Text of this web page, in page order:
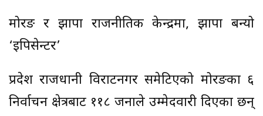
मोरङ र झापा राजनीतिक केन्द्रमा, झापा बन्यो
‘इपिसेन्टर’
प्रदेश राजधानी विराटनगर समेटिएको मोरङका ६
निर्वाचन क्षेत्रबाट ११८ जनाले उम्मेदवारी दिएका छन्